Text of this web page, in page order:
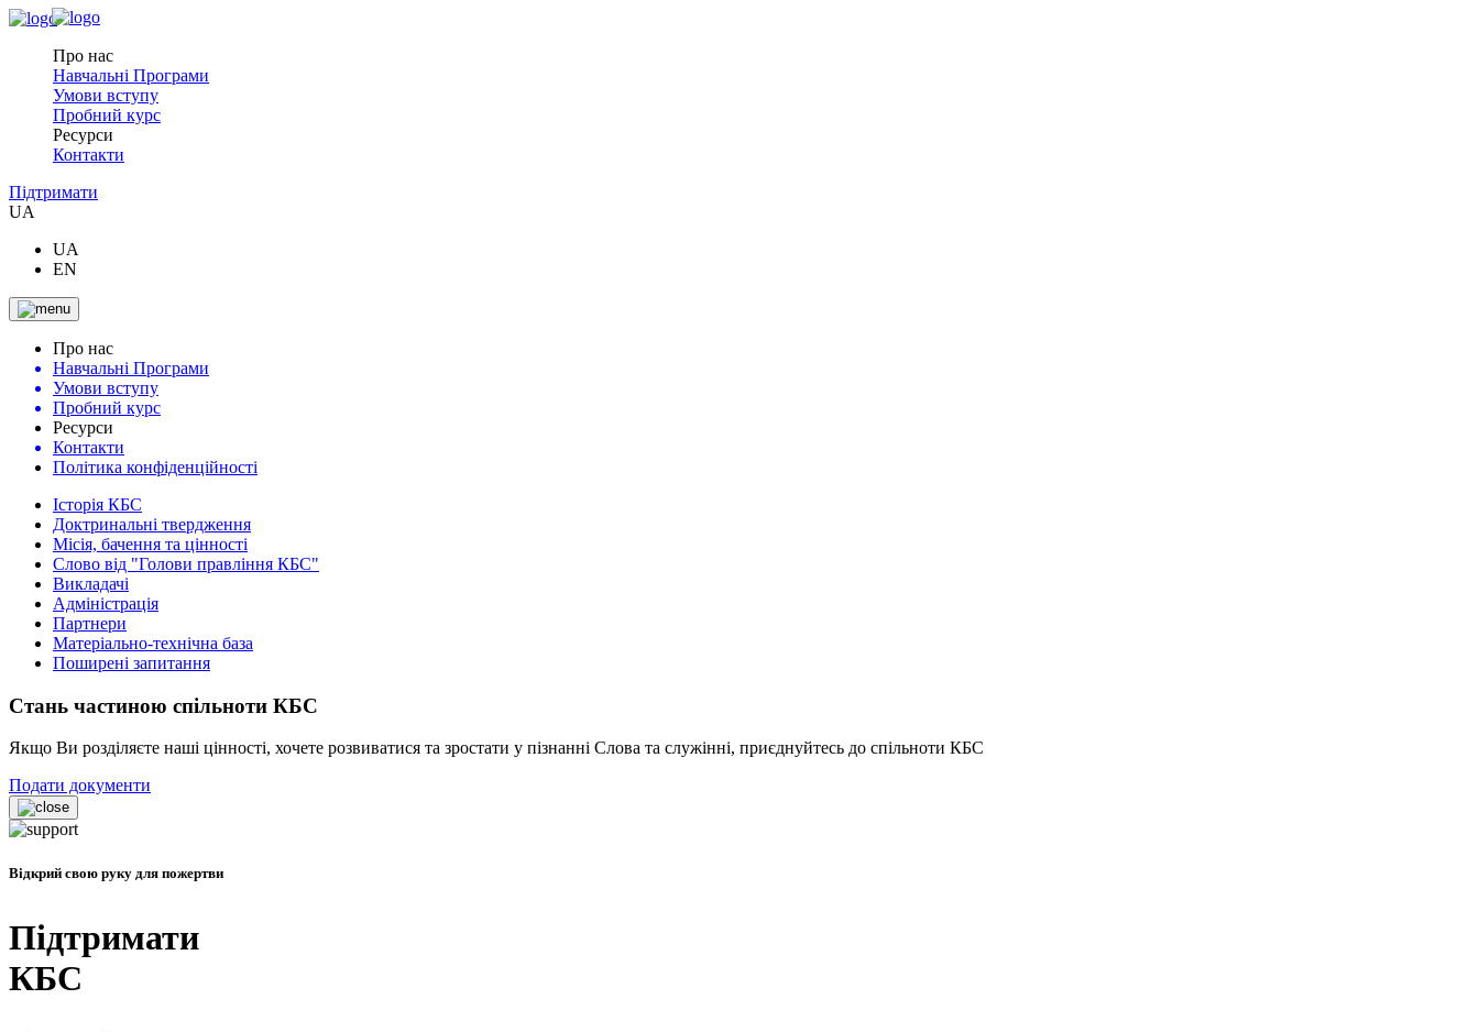
Про нас
Навчальні Програми
Умови вступу
Пробний курс
Ресурси
Контакти
Підтримати
UA
UA
EN
Про нас
Навчальні Програми
Умови вступу
Пробний курс
Ресурси
Контакти
Політика конфіденційності
Історія КБС
Доктринальні твердження
Місія, бачення та цінності
Слово від "Голови правління КБС"
Викладачі
Адміністрація
Партнери
Матеріально-технічна база
Поширені запитання
Стань частиною спільноти КБС
Якщо Ви розділяєте наші цінності, хочете розвиватися та зростати у пізнанні Слова та служінні, приєднуйтесь до спільноти КБС
Подати документи
Відкрий свою руку для пожертви
Підтримати
КБС